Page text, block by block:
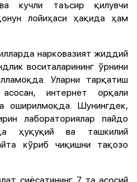
кучли таъсир қилувчи
лойиҳаси ҳақида ҳам
нарковазият жиддий
воситаларининг ўрнини
Уларни тарқатиш
интернет орқали
оширилмоқда. Шунингдек,
лабораториялар пайдо
ҳуқуқий ва ташкилий
кўриб чиқишни тақозо